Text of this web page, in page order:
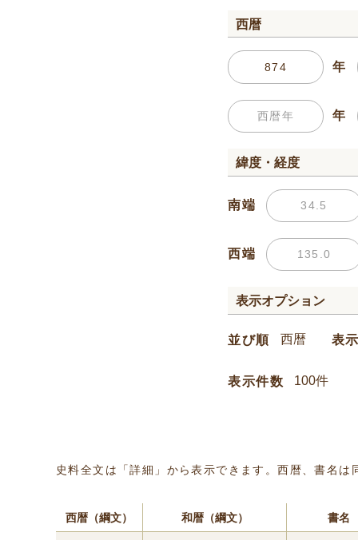
西暦
年
年
緯度・経度
南端
西端
表示オプション
並び順 表
表示件数
史料全文は「詳細」から表示できます。西暦、書名
西暦（綱文） 和暦（綱文） 書名